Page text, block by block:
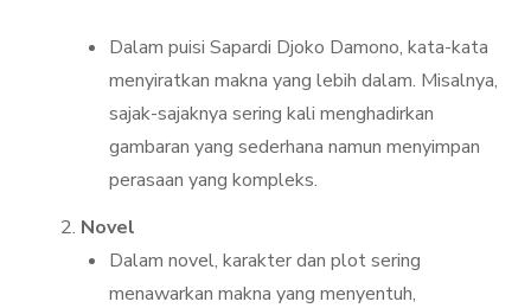
Dalam puisi Sapardi Djoko Damono, kata-kata
menyiratkan makna yang lebih dalam. Misalnya,
sajak-sajaknya sering kali menghadirkan
gambaran yang sederhana namun menyimpan
perasaan yang kompleks.
Novel
Dalam novel, karakter dan plot sering
menawarkan makna yang menyentuh,